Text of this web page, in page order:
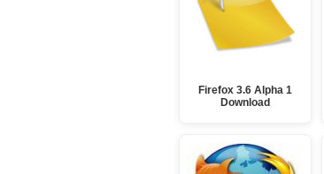
Firefox 3.6 Alpha 1
Download